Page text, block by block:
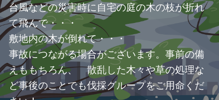
台風などの災害時に自宅の庭の木の枝が折れ
て飛んで・・・
敷地内の木が倒れて・・・
事故につながる場合がございます。事前の備
えももちろん、 散乱した木々や草の処理な
ど事後のことでも伐採グループをご用命くだ